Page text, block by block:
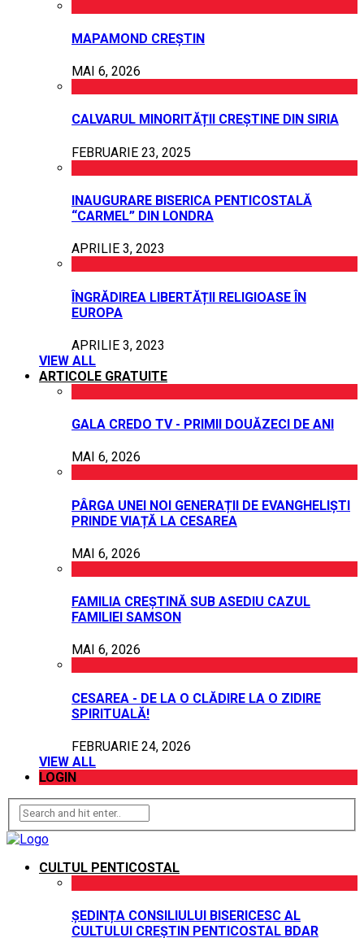
MAPAMOND CREȘTIN
MAI 6, 2026
CALVARUL MINORITĂȚII CREȘTINE DIN SIRIA
FEBRUARIE 23, 2025
INAUGURARE BISERICA PENTICOSTALĂ
“CARMEL” DIN LONDRA
APRILIE 3, 2023
ÎNGRĂDIREA LIBERTĂȚII RELIGIOASE ÎN
EUROPA
APRILIE 3, 2023
VIEW ALL
ARTICOLE GRATUITE
GALA CREDO TV - PRIMII DOUĂZECI DE ANI
MAI 6, 2026
PÂRGA UNEI NOI GENERAȚII DE EVANGHELIȘTI
PRINDE VIAȚĂ LA CESAREA
MAI 6, 2026
FAMILIA CREȘTINĂ SUB ASEDIU CAZUL
FAMILIEI SAMSON
MAI 6, 2026
CESAREA - DE LA O CLĂDIRE LA O ZIDIRE
SPIRITUALĂ!
FEBRUARIE 24, 2026
VIEW ALL
LOGIN
CULTUL PENTICOSTAL
ȘEDINȚA CONSILIULUI BISERICESC AL
CULTULUI CREȘTIN PENTICOSTAL BDAR